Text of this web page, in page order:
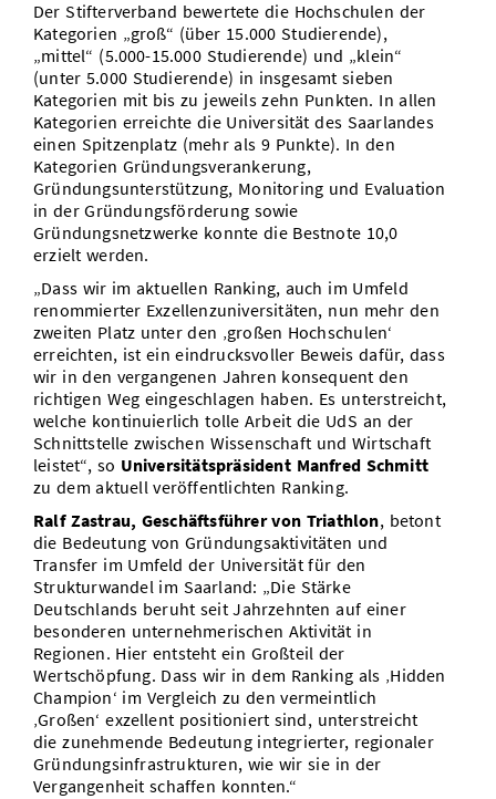
Der Stifterverband bewertete die Hochschulen der
Kategorien „groß“ (über 15.000 Studierende),
„mittel“ (5.000-15.000 Studierende) und „klein“
(unter 5.000 Studierende) in insgesamt sieben
Kategorien mit bis zu jeweils zehn Punkten. In allen
Kategorien erreichte die Universität des Saarlandes
einen Spitzenplatz (mehr als 9 Punkte). In den
Kategorien Gründungsverankerung,
Gründungsunterstützung, Monitoring und Evaluation
in der Gründungsförderung sowie
Gründungsnetzwerke konnte die Bestnote 10,0
erzielt werden.
„Dass wir im aktuellen Ranking, auch im Umfeld
renommierter Exzellenzuniversitäten, nun mehr den
zweiten Platz unter den ‚großen Hochschulen‘
erreichten, ist ein eindrucksvoller Beweis dafür, dass
wir in den vergangenen Jahren konsequent den
richtigen Weg eingeschlagen haben. Es unterstreicht,
welche kontinuierlich tolle Arbeit die UdS an der
Schnittstelle zwischen Wissenschaft und Wirtschaft
leistet“, so Universitätspräsident Manfred Schmitt
zu dem aktuell veröffentlichten Ranking.
Ralf Zastrau, Geschäftsführer von Triathlon, betont
die Bedeutung von Gründungsaktivitäten und
Transfer im Umfeld der Universität für den
Strukturwandel im Saarland: „Die Stärke
Deutschlands beruht seit Jahrzehnten auf einer
besonderen unternehmerischen Aktivität in
Regionen. Hier entsteht ein Großteil der
Wertschöpfung. Dass wir in dem Ranking als ‚Hidden
Champion‘ im Vergleich zu den vermeintlich
‚Großen‘ exzellent positioniert sind, unterstreicht
die zunehmende Bedeutung integrierter, regionaler
Gründungsinfrastrukturen, wie wir sie in der
Vergangenheit schaffen konnten.“